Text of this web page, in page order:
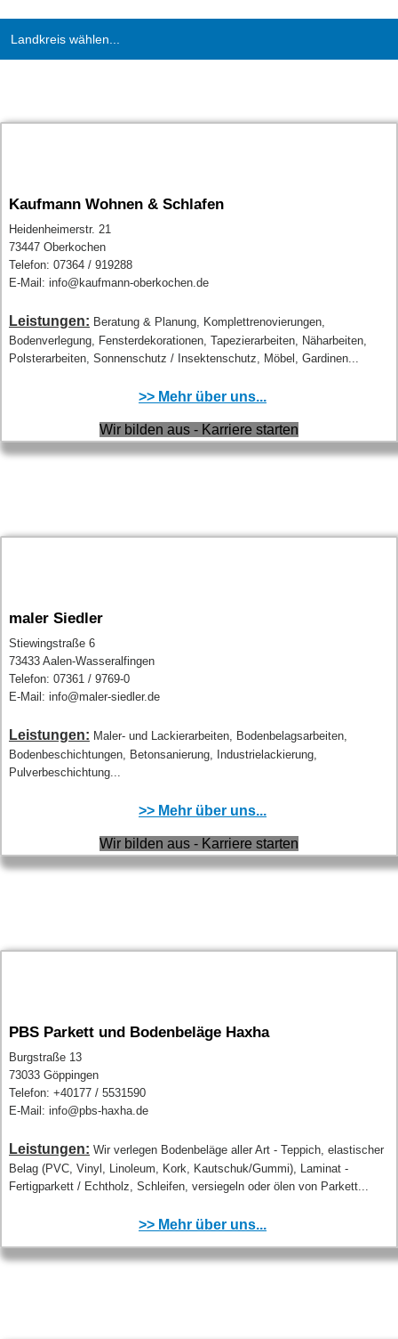
Landkreis wählen...
Kaufmann Wohnen & Schlafen
Heidenheimerstr. 21
73447 Oberkochen
Telefon: 07364 / 919288
E-Mail: info@kaufmann-oberkochen.de
Leistungen: Beratung & Planung, Komplettrenovierungen,
Bodenverlegung, Fensterdekorationen, Tapezierarbeiten, Näharbeiten,
Polsterarbeiten, Sonnenschutz / Insektenschutz, Möbel, Gardinen...
>> Mehr über uns...
Wir bilden aus - Karriere starten
maler Siedler
Stiewingstraße 6
73433 Aalen-Wasseralfingen
Telefon: 07361 / 9769-0
E-Mail: info@maler-siedler.de
Leistungen: Maler- und Lackierarbeiten, Bodenbelagsarbeiten,
Bodenbeschichtungen, Betonsanierung, Industrielackierung,
Pulverbeschichtung...
>> Mehr über uns...
Wir bilden aus - Karriere starten
PBS Parkett und Bodenbeläge Haxha
Burgstraße 13
73033 Göppingen
Telefon: +40177 / 5531590
E-Mail: info@pbs-haxha.de
Leistungen: Wir verlegen Bodenbeläge aller Art - Teppich, elastischer
Belag (PVC, Vinyl, Linoleum, Kork, Kautschuk/Gummi), Laminat -
Fertigparkett / Echtholz, Schleifen, versiegeln oder ölen von Parkett...
>> Mehr über uns...